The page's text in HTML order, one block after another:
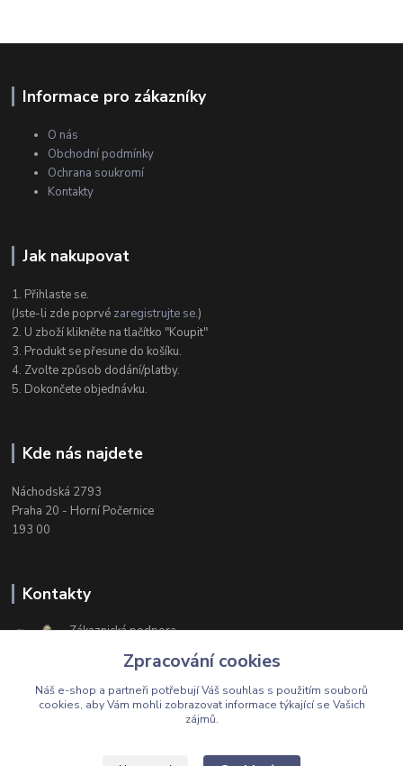
Informace pro zákazníky
O nás
Obchodní podmínky
Ochrana soukromí
Kontakty
Jak nakupovat
1. Přihlaste se.
(Jste-li zde poprvé zaregistrujte se.)
2. U zboží klikněte na tlačítko "Koupit"
3. Produkt se přesune do košíku.
4. Zvolte způsob dodání/platby.
5. Dokončete objednávku.
Kde nás najdete
Náchodská 2793
Praha 20 - Horní Počernice
193 00
Kontakty
Zákaznická podpora
+420 603 174 975
Po-Čt, 8-16 hod. Pá 8-14 hod.
Zpracování cookies
Náš e-shop a partneři potřebují Váš souhlas s použitím souborů
cookies, aby Vám mohli zobrazovat informace týkající se Vašich
zájmů.